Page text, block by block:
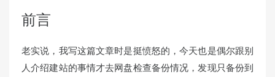
前言
老实说，我写这篇文章时是挺愤怒的，今天也是偶尔跟别
人介绍建站的事情才去网盘检查备份情况，发现只备份到